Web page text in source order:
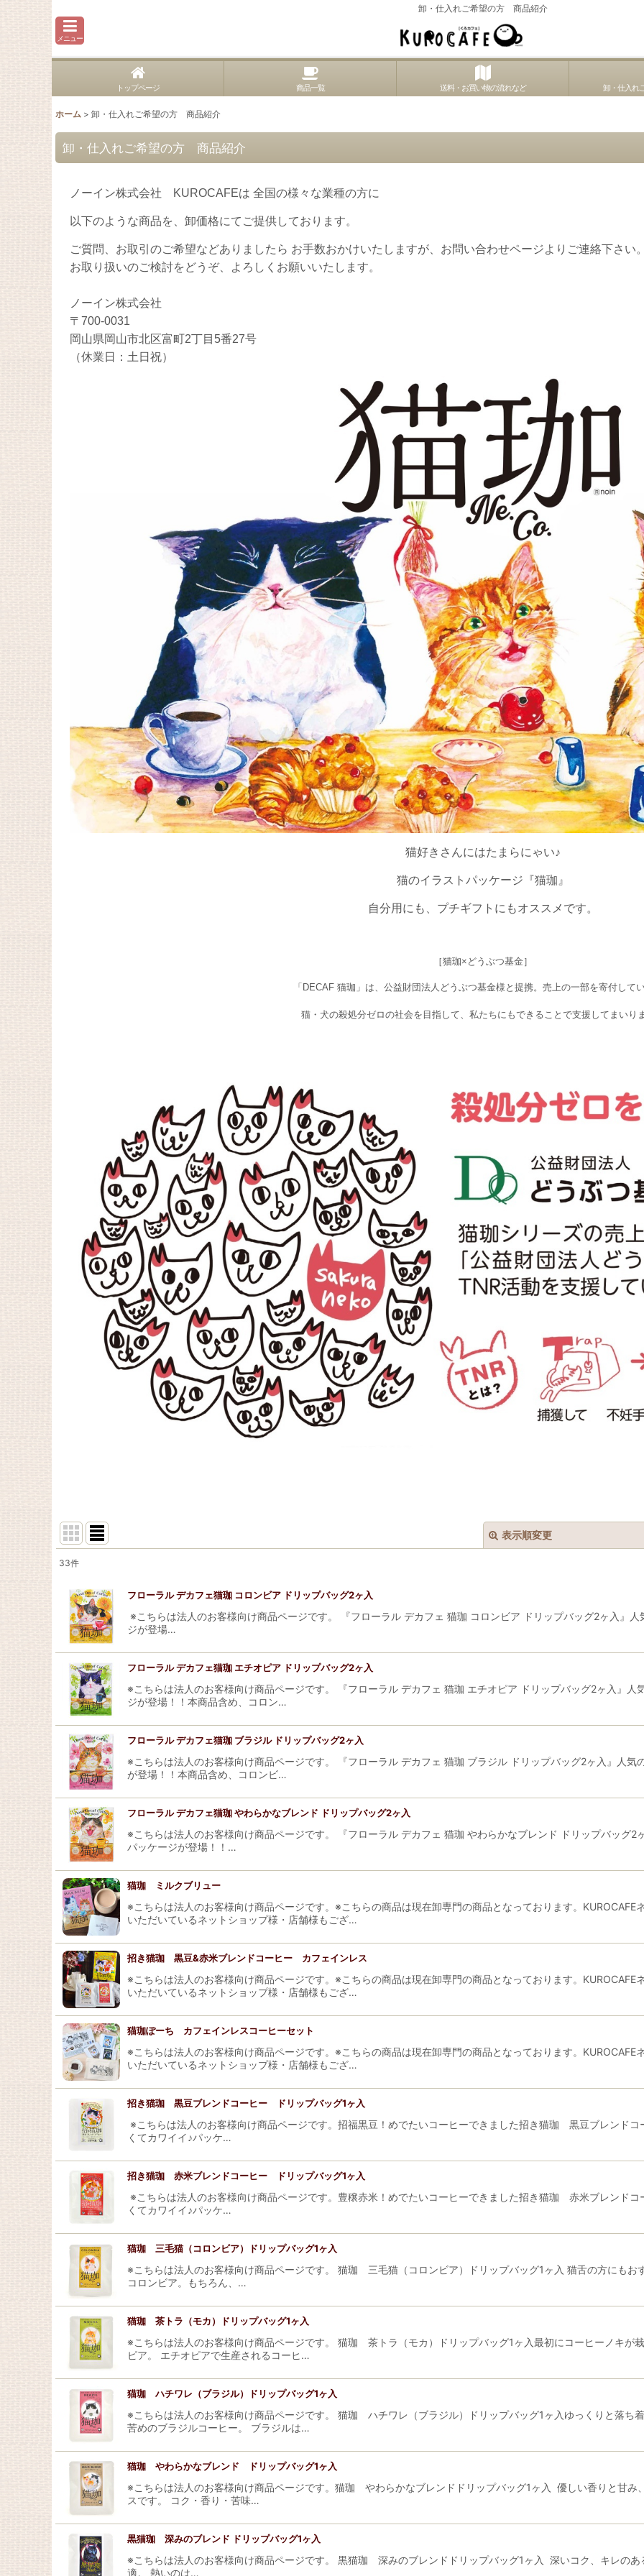
卸・仕入れご希望の方 商品紹介
メニュー
トップページ 商品一覧 送料・お買い物の流れなど 卸・仕入れ
ホーム > 卸・仕入れご希望の方 商品紹介
卸・仕入れご希望の方 商品紹介
ノーイン株式会社 KUROCAFEは 全国の様々な業種の方に
以下のような商品を、卸価格にてご提供しております。
ご質問、お取引のご希望などありましたら お手数おかけいたしますが、お問い合わせページよりご連絡下さい
お取り扱いのご検討をどうぞ、よろしくお願いいたします。
ノーイン株式会社
〒700-0031
岡山県岡山市北区富町2丁目5番27号
（休業日：土日祝）
猫好きさんにはたまらにゃい♪
猫のイラストパッケージ『猫珈』
自分用にも、プチギフトにもオススメです。
［猫珈×どうぶつ基金］
「DECAF 猫珈」は、公益財団法人どうぶつ基金様と提携。売上の一部を寄付して
猫・犬の殺処分ゼロの社会を目指して、私たちにもできることで支援してまいり
表示順変更
表示数:
並び順:
絞り込む
33件
フローラル デカフェ猫珈 コロンビア ドリップバッグ2ヶ入
※こちらは法人のお客様向け商品ページです。 『フローラル デカフェ 猫珈 コロンビア ドリップバッグ2ヶ入』
ジが登場…
フローラル デカフェ猫珈 エチオピア ドリップバッグ2ヶ入
※こちらは法人のお客様向け商品ページです。 『フローラル デカフェ 猫珈 エチオピア ドリップバッグ2ヶ入』
ジが登場！！本商品含め、コロン…
フローラル デカフェ猫珈 ブラジル ドリップバッグ2ヶ入
※こちらは法人のお客様向け商品ページです。 『フローラル デカフェ 猫珈 ブラジル ドリップバッグ2ヶ入』人
が登場！！本商品含め、コロンビ…
フローラル デカフェ猫珈 やわらかなブレンド ドリップバッグ2ヶ入
※こちらは法人のお客様向け商品ページです。 『フローラル デカフェ 猫珈 やわらかなブレンド ドリップバッグ
パッケージが登場！！…
猫珈 ミルクブリュー
※こちらは法人のお客様向け商品ページです。※こちらの商品は現在卸専門の商品となっております。
いただいているネットショップ様・店舗様もござ…
招き猫珈 黒豆&赤米ブレンドコーヒー カフェインレス
※こちらは法人のお客様向け商品ページです。※こちらの商品は現在卸専門の商品となっております。
いただいているネットショップ様・店舗様もござ…
猫珈ぽーち カフェインレスコーヒーセット
※こちらは法人のお客様向け商品ページです。※こちらの商品は現在卸専門の商品となっております。
いただいているネットショップ様・店舗様もござ…
招き猫珈 黒豆ブレンドコーヒー ドリップバッグ1ヶ入
※こちらは法人のお客様向け商品ページです。招福黒豆！めでたいコーヒーできました招き猫珈 黒豆ブレンド
くてカワイイ♪パッケ…
招き猫珈 赤米ブレンドコーヒー ドリップバッグ1ヶ入
※こちらは法人のお客様向け商品ページです。豊穣赤米！めでたいコーヒーできました招き猫珈 赤米ブレンド
くてカワイイ♪パッケ…
猫珈 三毛猫（コロンビア）ドリップバッグ1ヶ入
※こちらは法人のお客様向け商品ページです。 猫珈 三毛猫（コロンビア）ドリップバッグ1ヶ入 猫舌の方にも
コロンビア。もちろん、…
猫珈 茶トラ（モカ）ドリップバッグ1ヶ入
※こちらは法人のお客様向け商品ページです。 猫珈 茶トラ（モカ）ドリップバッグ1ヶ入最初にコーヒーノキが
ピア。 エチオピアで生産されるコーヒ…
猫珈 ハチワレ（ブラジル）ドリップバッグ1ヶ入
※こちらは法人のお客様向け商品ページです。 猫珈 ハチワレ（ブラジル）ドリップバッグ1ヶ入ゆっくりと落ち
苦めのブラジルコーヒー。 ブラジルは…
猫珈 やわらかなブレンド ドリップバッグ1ヶ入
※こちらは法人のお客様向け商品ページです。猫珈 やわらかなブレンドドリップバッグ1ヶ入 優しい香りと甘み
スです。 コク・香り・苦味…
黒猫珈 深みのブレンド ドリップバッグ1ヶ入
※こちらは法人のお客様向け商品ページです。 黒猫珈 深みのブレンドドリップバッグ1ヶ入 深いコク、キレの
適。 熱いのは…